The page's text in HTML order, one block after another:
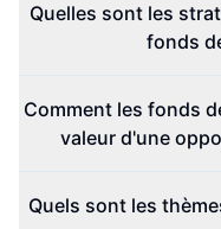
Quelles sont les
fonds
Comment les fonds
valeur d'une
Quels sont les